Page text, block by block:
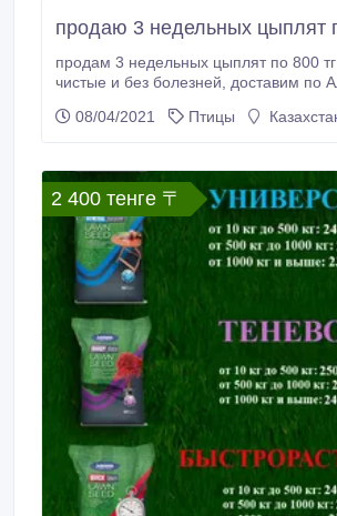
продаю 3 недельных цыплят
продам 3 недельных цыплят по 800
чистые и без болезней, доставим по Алматы 1000 тг,
антибиотики пишите в ватсап и
08/04/2021 Птицы
2 400 тенге 〒